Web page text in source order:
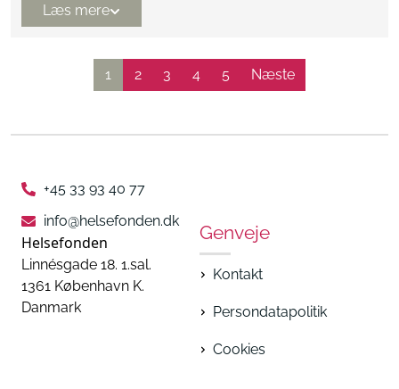
Læs mere
1 2 3 4 5 Næste
+45 33 93 40 77
info@helsefonden.dk
Helsefonden
Linnésgade 18. 1.sal.
1361 København K.
Danmark
Genveje
Kontakt
Persondatapolitik
Cookies